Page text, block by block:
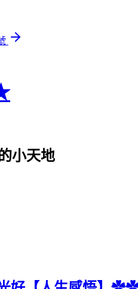
小天地